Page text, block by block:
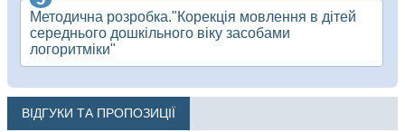
Методична розробка."Корекція мовлення в дітей
середнього дошкільного віку засобами
логоритміки"
ВІДГУКИ ТА ПРОПОЗИЦІЇ